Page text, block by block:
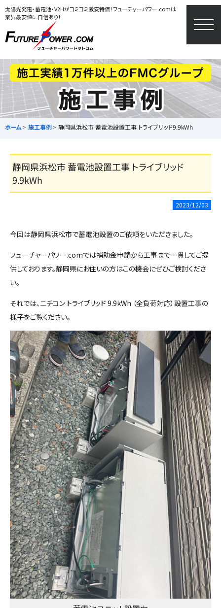
太陽光発電・蓄電池・V2Hがコミコミ激安特価！フューチャーパワー.comは
業界最安値に自信あり！
ホーム 施工事例 静岡県浜松市 蓄電池設置工事 トライブリッド9.9kWh
静岡県浜松市 蓄電池設置工事 トライブリッド
9.9kWh
2023/12/03
今回は静岡県浜松市で蓄電池設置のご依頼をいただきました。
フューチャーパワー.comでは補助金申請から工事まで一貫してご提
供しております。静岡県にお住いの方はこの機会にぜひご検討くださ
い。
それでは、ニチコン トライブリッド 9.9kWh （全負荷対応）設置工事の
様子をご覧ください。